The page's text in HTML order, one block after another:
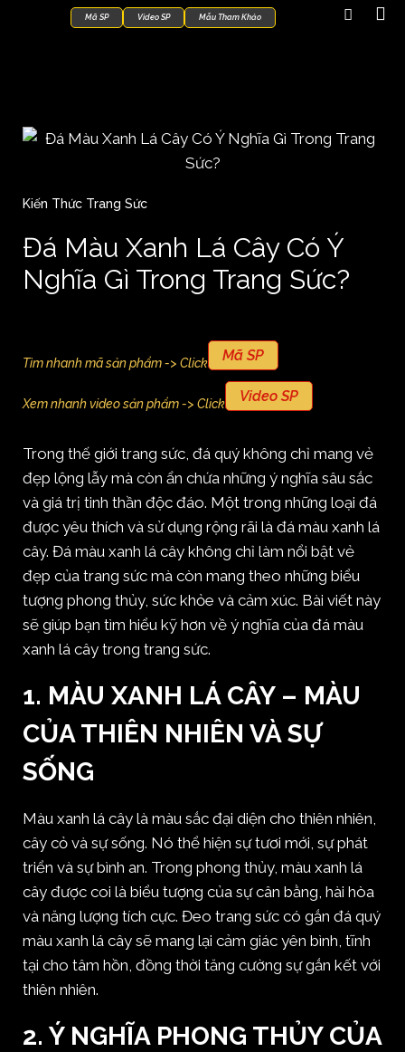
Mã SP Video SP Mẫu Tham Khảo
Kiến Thức Trang Sức
Đá Màu Xanh Lá Cây Có Ý
Nghĩa Gì Trong Trang Sức?
Tìm nhanh mã sản phẩm -> Click Mã SP
Xem nhanh video sản phẩm -> Click Video SP
Trong thế giới trang sức, đá quý không chỉ mang vẻ
đẹp lộng lẫy mà còn ẩn chứa những ý nghĩa sâu sắc
và giá trị tinh thần độc đáo. Một trong những loại đá
được yêu thích và sử dụng rộng rãi là đá màu xanh lá
cây. Đá màu xanh lá cây không chỉ làm nổi bật vẻ
đẹp của trang sức mà còn mang theo những biểu
tượng phong thủy, sức khỏe và cảm xúc. Bài viết này
sẽ giúp bạn tìm hiểu kỹ hơn về ý nghĩa của đá màu
xanh lá cây trong trang sức.
1. MÀU XANH LÁ CÂY – MÀU
CỦA THIÊN NHIÊN VÀ SỰ
SỐNG
Màu xanh lá cây là màu sắc đại diện cho thiên nhiên,
cây cỏ và sự sống. Nó thể hiện sự tươi mới, sự phát
triển và sự bình an. Trong phong thủy, màu xanh lá
cây được coi là biểu tượng của sự cân bằng, hài hòa
và năng lượng tích cực. Đeo trang sức có gắn đá quý
màu xanh lá cây sẽ mang lại cảm giác yên bình, tĩnh
tại cho tâm hồn, đồng thời tăng cường sự gắn kết với
thiên nhiên.
2. Ý NGHĨA PHONG THỦY CỦA